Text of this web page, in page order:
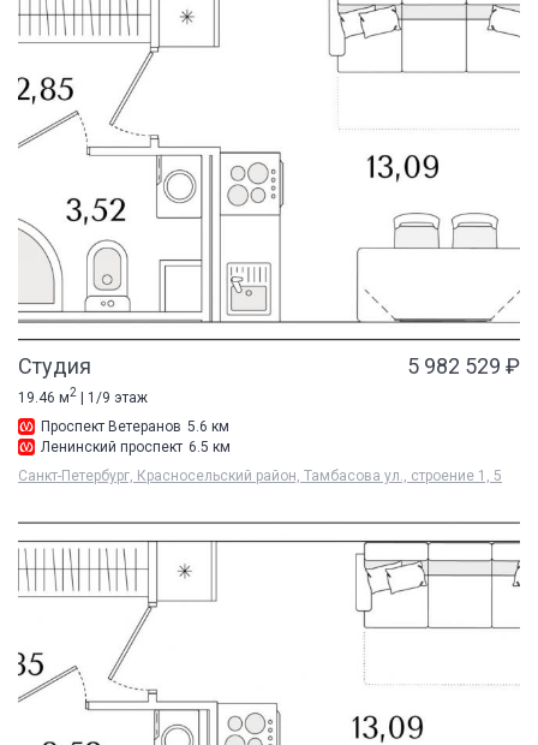
Студия 5 982 529 ₽
19.46 м2
| 1/9 этаж
Проспект Ветеранов 5.6 км
Ленинский проспект 6.5 км
Санкт-Петербург, Красносельский район, Тамбасова ул., строение 1, 5